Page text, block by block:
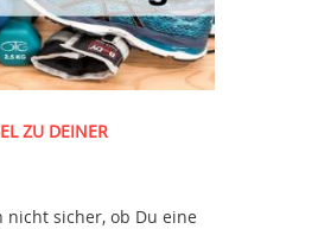
ZU DEINER
nicht sicher, ob Du eine